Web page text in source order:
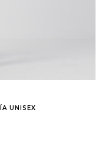
UNISEX